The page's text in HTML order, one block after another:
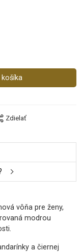
Zdielať
vôňa pre ženy,
modrou
a čiernej